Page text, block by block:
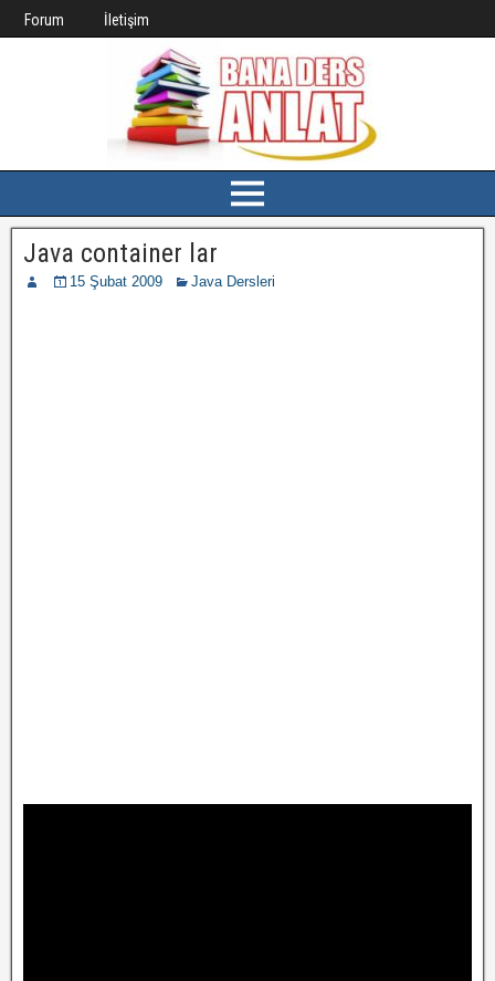
Forum İletişim
Java container lar
15 Şubat 2009 Java Dersleri